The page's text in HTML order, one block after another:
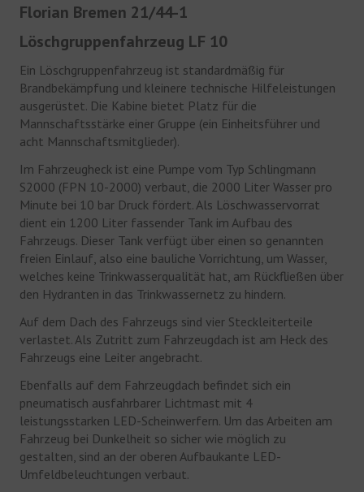
KINDERFEUERWEHR
Kinderfeuerwehr
Bildergalerie
FÖRDERVEREIN
EHRENABTEILUNG
NOTRUF 112
Florian Bremen 21/44-1
Löschgruppenfahrzeug LF 10
Ein Löschgruppenfahrzeug ist standardmäßig für
Brandbekämpfung und kleinere technische Hilfeleistungen
ausgerüstet. Die Kabine bietet Platz für die
Mannschaftsstärke einer Gruppe (ein Einheitsführer und
acht Mannschaftsmitglieder).
Im Fahrzeugheck ist eine Pumpe vom Typ Schlingmann
S2000 (FPN 10-2000) verbaut, die 2000 Liter Wasser pro
Minute bei 10 bar Druck fördert. Als Löschwasservorrat
dient ein 1200 Liter fassender Tank im Aufbau des
Fahrzeugs. Dieser Tank verfügt über einen so genannten
freien Einlauf, also eine bauliche Vorrichtung, um Wasser,
welches keine Trinkwasserqualität hat, am Rückfließen über
den Hydranten in das Trinkwassernetz zu hindern.
Auf dem Dach des Fahrzeugs sind vier Steckleiterteile
verlastet. Als Zutritt zum Fahrzeugdach ist am Heck des
Fahrzeugs eine Leiter angebracht.
Ebenfalls auf dem Fahrzeugdach befindet sich ein
pneumatisch ausfahrbarer Lichtmast mit 4
leistungsstarken LED-Scheinwerfern. Um das Arbeiten am
Fahrzeug bei Dunkelheit so sicher wie möglich zu
gestalten, sind an der oberen Aufbaukante LED-
Umfeldbeleuchtungen verbaut.